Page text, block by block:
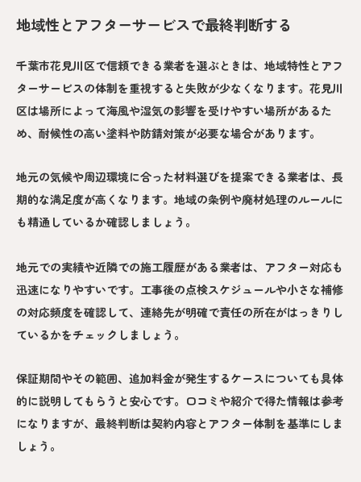
地域性とアフターサービスで最終判断する
千葉市花見川区で信頼できる業者を選ぶときは、地域特性とアフ
ターサービスの体制を重視すると失敗が少なくなります。花見川
区は場所によって海風や湿気の影響を受けやすい場所があるた
め、耐候性の高い塗料や防錆対策が必要な場合があります。
地元の気候や周辺環境に合った材料選びを提案できる業者は、長
期的な満足度が高くなります。地域の条例や廃材処理のルールに
も精通しているか確認しましょう。
地元での実績や近隣での施工履歴がある業者は、アフター対応も
迅速になりやすいです。工事後の点検スケジュールや小さな補修
の対応頻度を確認して、連絡先が明確で責任の所在がはっきりし
ているかをチェックしましょう。
保証期間やその範囲、追加料金が発生するケースについても具体
的に説明してもらうと安心です。口コミや紹介で得た情報は参考
になりますが、最終判断は契約内容とアフター体制を基準にしま
しょう。